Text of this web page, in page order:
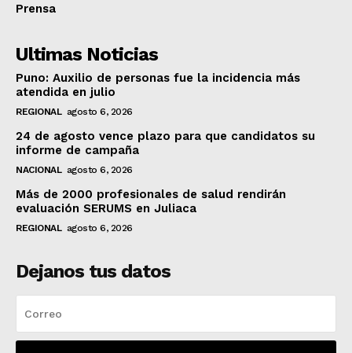
Prensa
Ultimas Noticias
Puno: Auxilio de personas fue la incidencia más
atendida en julio
REGIONAL agosto 6, 2026
24 de agosto vence plazo para que candidatos su
informe de campaña
NACIONAL agosto 6, 2026
Más de 2000 profesionales de salud rendirán
evaluación SERUMS en Juliaca
REGIONAL agosto 6, 2026
Dejanos tus datos